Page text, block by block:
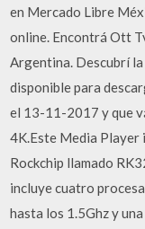
en Mercado Libre
online. Encontrá Ott
Argentina. Descubrí
disponible para
el 13-11-2017 y que
4K.Este Media Player
Rockchip llamado
incluye cuatro
hasta los 1.5Ghz y